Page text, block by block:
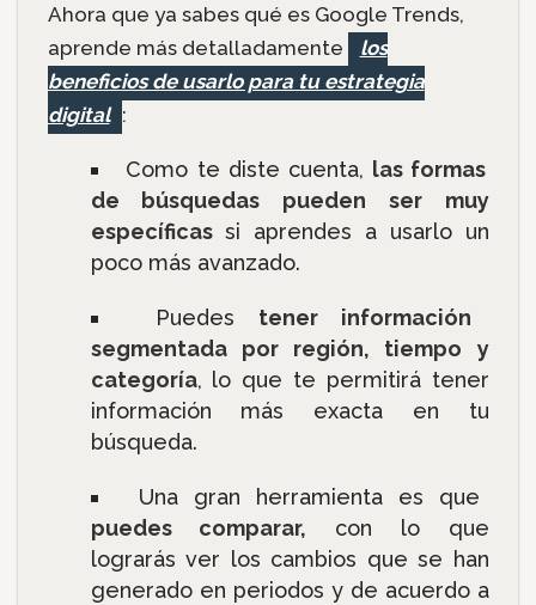
Ahora que ya sabes qué es Google Trends,
aprende más detalladamente
los
beneficios de usarlo para tu estrategia
digital :
Como te diste cuenta, las formas
de búsquedas pueden ser muy
específicassi aprendes a usarlo un
poco más avanzado.
Puedes tener información
segmentada por región, tiempo y
categoría, lo que te permitirá tener
información más exacta en tu
búsqueda.
Una gran herramienta es que
puedes comparar, con lo que
lograrás ver los cambios que se han
generado en periodos y de acuerdo a